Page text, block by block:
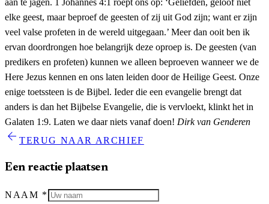
elke geest, maar beproef de geesten of zij uit God zijn; want er zijn
veel valse profeten in de wereld uitgegaan.’ Meer dan ooit ben ik
ervan doordrongen hoe belangrijk deze oproep is. De geesten (van
predikers en profeten) kunnen we alleen beproeven wanneer we de
Here Jezus kennen en ons laten leiden door de Heilige Geest. Onze
enige toetssteen is de Bijbel. Ieder die een evangelie brengt dat
anders is dan het Bijbelse Evangelie, die is vervloekt, klinkt het in
Galaten 1:9. Laten we daar niets vanaf doen! Dirk van Genderen
arrow_back TERUG NAAR ARCHIEF
Een reactie plaatsen
NAAM *